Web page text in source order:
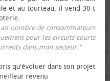
et au tourteau, il vend 30 t
nombre de consommateurs
pour les circuits courts
dans mon secteur."
qu'évoluer dans son projet
revenu